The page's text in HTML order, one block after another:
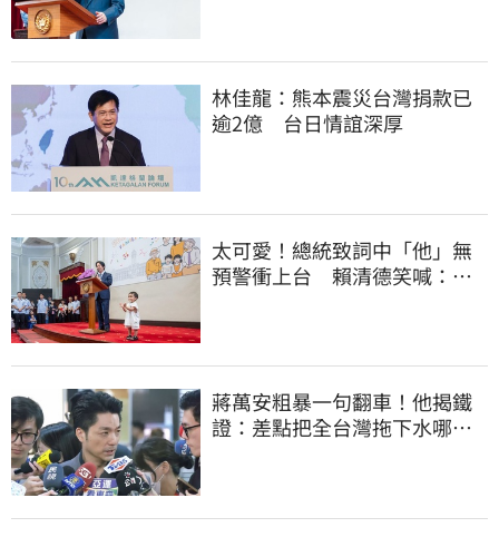
林佳龍：熊本震災台灣捐款已
逾2億 台日情誼深厚
太可愛！總統致詞中「他」無
預警衝上台 賴清德笑喊：卸
蔣萬安粗暴一句翻車！他揭鐵
證：差點把全台灣拖下水哪時